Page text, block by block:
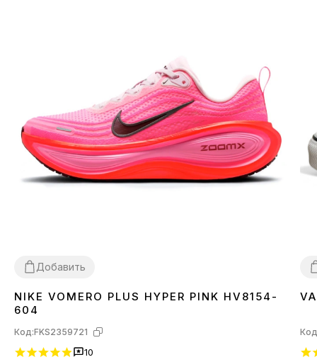
Добавить
36
NIKE VOMERO PLUS HYPER PINK HV8154-
604
Код:FKS2359721
10